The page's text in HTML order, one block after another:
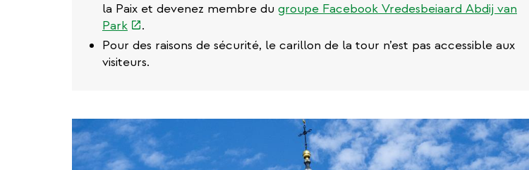
la Paix et devenez membre du groupe Facebook Vredesbeiaard Abdij van
Park(link
is
external)
.
Pour des raisons de sécurité, le carillon de la tour n’est pas accessible aux
visiteurs.